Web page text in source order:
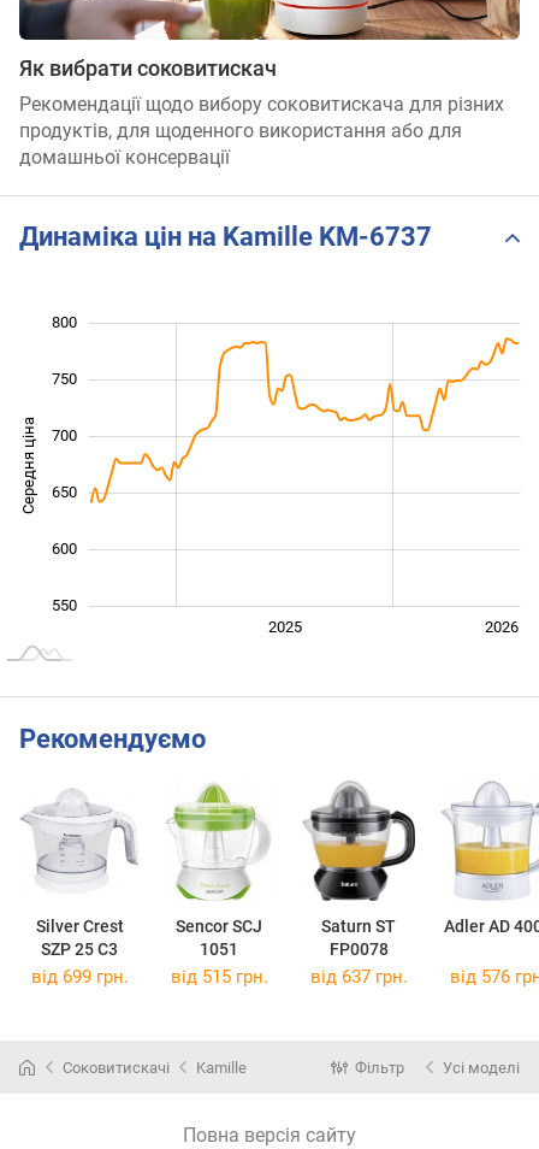
Як вибрати соковитискач
Рекомендації щодо вибору соковитискача для різних
продуктів, для щоденного використання або для
домашньої консервації
Динаміка цін на Kamille KM-6737
Середня ціна
550
600
650
700
750
800
2025 2026
Рекомендуємо
Silver Crest
SZP 25 C3
Sencor SCJ
1051
Saturn ST
FP0078
Adler AD
від 699 грн. від 515 грн. від 637 грн. від 576
Соковитискачі Kamille Фільтр Усі моделі
Повна версія сайту